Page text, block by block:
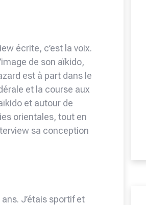
écrite, c’est la voix.
de son aïkido,
est à part dans le
et la course aux
et autour de
orientales, tout en
sa conception
J’étais sportif et